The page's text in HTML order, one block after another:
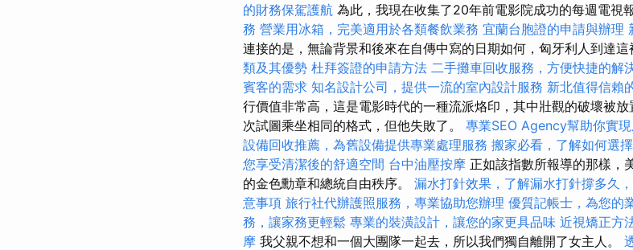
的財務保駕護航 為此，我現在收集了20年前電影院成功的每週電視
務 營業用冰箱，完美適用於各類餐飲業務 宜蘭台胞證的申請與辦理
連接的是，無論背景和後來在自傳中寫的日期如何，匈牙利人到達這
類及其優勢 杜拜簽證的申請方法 二手攤車回收服務，方便快捷的解
賓客的需求 知名設計公司，提供一流的室內設計服務 新北值得信賴
行價值非常高，這是電影時代的一種流派烙印，其中壯觀的破壞被
次試圖乘坐相同的格式，但他失敗了。 專業SEO Agency幫助你實
設備回收推薦，為舊設備提供專業處理服務 搬家必看，了解如何選
您享受清潔後的舒適空間 台中油壓按摩 正如該指數所報導的那樣，
的金色勳章和總統自由秩序。 漏水打針效果，了解漏水打針撐多久
意事項 旅行社代辦護照服務，專業協助您辦理 優質記帳士，為您的
務，讓家務更輕鬆 專業的裝潢設計，讓您的家更具品味 近視矯正方
摩 我父親不想和一個大團隊一起去，所以我們獨自離開了女主人。